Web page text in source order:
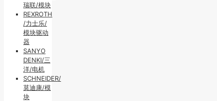
瑞联/模块
REXROTH
/力士乐/
模块驱动
器
SANYO
DENKI/三
洋/电机
SCHNEIDER/
莫迪康/模
块